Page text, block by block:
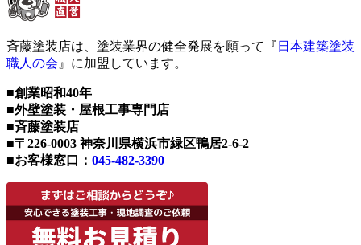
斉藤塗装店は、塗装業界の健全発展を願って『 日本建築塗装
職人の会 』に加盟しています。
■創業昭和40年
■外壁塗装・屋根工事専門店
■斉藤塗装店
■〒226-0003 神奈川県横浜市緑区鴨居2-6-2
■お客様窓口： 045-482-3390